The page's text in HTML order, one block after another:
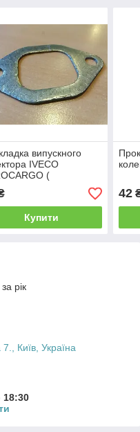
випускного
IVECO
(
Купити
42
рік
Київ, Україна
18:30